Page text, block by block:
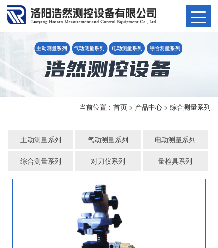
当前位置： 首页 > 产品中心 > 综合测量系列
主动测量系列 气动测量系列 电动测量系列
综合测量系列 对刀仪系列 量检具系列